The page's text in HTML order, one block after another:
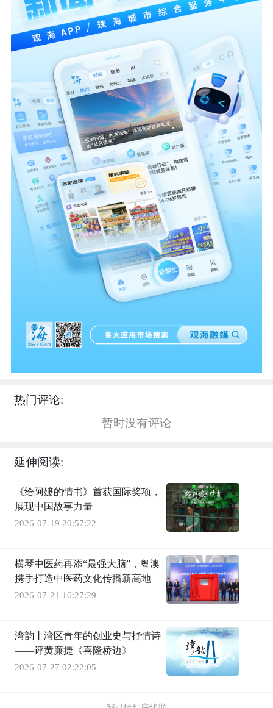
热门评论:
暂时没有评论
延伸阅读:
《给阿嬷的情书》首获国际奖项，
展现中国故事力量
2026-07-19 20:57:22
横琴中医药再添“最强大脑”，粤澳
携手打造中医药文化传播新高地
2026-07-21 16:27:29
湾韵丨湾区青年的创业史与抒情诗
——评黄廉捷《喜隆桥边》
2026-07-27 02:22:05